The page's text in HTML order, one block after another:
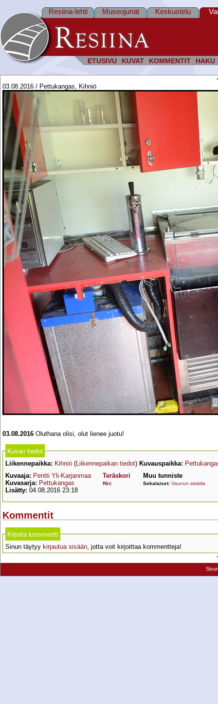
ETUSIVU KUVAT KOMMENTIT HAKU
Resiina-lehti Museojunat Keskustelu
03.08.2016 / Pettukangas, Kihniö
03.08.2016 Oluthana olisi, olut lienee juotu!
Kuvan tiedot
Liikennepaikka: Kihniö (Liikennepaikan tiedot) Kuvauspaikka:
Kuvaaja: Pentti Yli-Karjanmaa
Kuvasarja: Pettukangas
Lisätty: 04.08.2016 23:18
Teräskori
Rkt:
Muu tunniste
Sekalaiset: Vaunun sisätila
Kommentit
Kirjoita kommentti
Sinun täytyy kirjautua sisään, jotta voit kirjoittaa kommentteja!